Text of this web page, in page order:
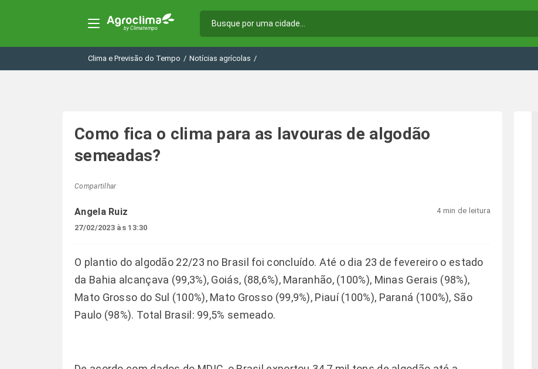
Clima e Previsão do Tempo / Notícias agrícolas /
Como fica o clima para as lavouras de algodão
semeadas?
Compartilhar
Angela Ruiz
27/02/2023 às 13:30
4 min de leitura
O plantio do algodão 22/23 no Brasil foi concluído. Até o dia 23 de fevereiro o estado
da Bahia alcançava (99,3%), Goiás, (88,6%), Maranhão, (100%), Minas Gerais (98%),
Mato Grosso do Sul (100%), Mato Grosso (99,9%), Piauí (100%), Paraná (100%), São
Paulo (98%). Total Brasil: 99,5% semeado.